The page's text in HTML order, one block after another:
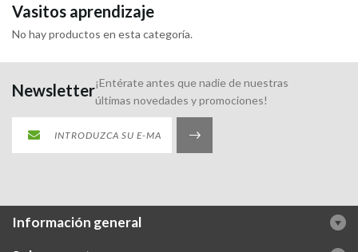
Vasitos aprendizaje
No hay productos en esta categoría.
Newsletter¡Entérate antes que nadie de nuestras
últimas novedades y promociones!
Información general